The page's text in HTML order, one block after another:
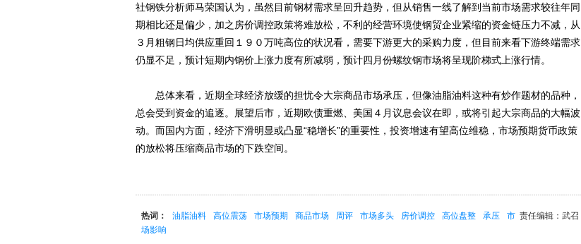
社钢铁分析师马荣国认为，虽然目前钢材需求呈回升趋势，但从销售一线了解到当前市场需求较往年同
期相比还是偏少，加之房价调控政策将难放松，不利的经营环境使钢贸企业紧缩的资金链压力不减，从
３月粗钢日均供应重回１９０万吨高位的状况看，需要下游更大的采购力度，但目前来看下游终端需求
仍显不足，预计短期内钢价上涨力度有所减弱，预计四月份螺纹钢市场将呈现阶梯式上涨行情。
总体来看，近期全球经济放缓的担忧令大宗商品市场承压，但像油脂油料这种有炒作题材的品种，
总会受到资金的追逐。展望后市，近期欧债重燃、美国４月议息会议在即，或将引起大宗商品的大幅波
动。而国内方面，经济下滑明显或凸显“稳增长”的重要性，投资增速有望高位维稳，市场预期货币政策
的放松将压缩商品市场的下跌空间。
责任编辑：武召
热词： 油脂油料 高位震荡 市场预期 商品市场 周评 市场多头 房价调控 高位盘整 承压
市
场影响